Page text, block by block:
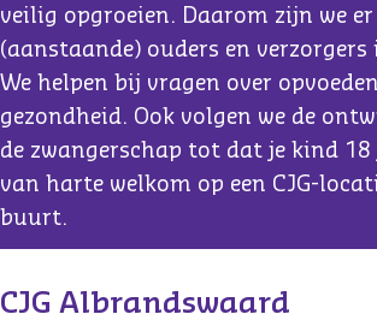
veilig opgroeien. Daarom zijn we
(aanstaande) ouders en verzorgers
We helpen bij vragen over
gezondheid. Ook volgen we de
de zwangerschap tot dat je kind 18
van harte welkom op een CJG-
buurt.
CJG Albrandswaard